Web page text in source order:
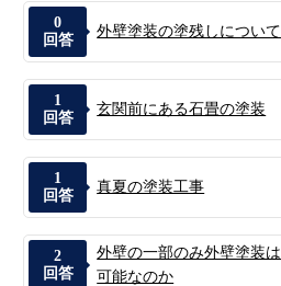
0
回答
外壁塗装の塗残しについて
1
回答
玄関前にある石畳の塗装
1
回答
真夏の塗装工事
2
回答
外壁の一部のみ外壁塗装は
可能なのか